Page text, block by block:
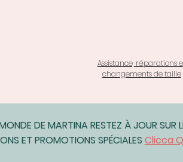
ne peux pas
Commandes
ou fleurs)
Articles intimes
santé/hygiène)
Assistance, réparations
changements de taille
DE MARTINA RESTEZ À JOUR SUR
ET PROMOTIONS SPÉCIALES Clicca